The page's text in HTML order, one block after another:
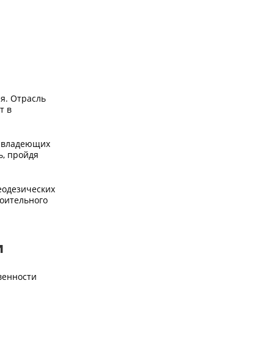
Отрасль
в
владеющих
пройдя